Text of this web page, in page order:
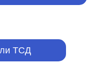
ТСД